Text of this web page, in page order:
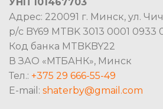
Адрес: 220091 г. Минск, ул.
р/с BY69 MTBK 3013 0001 0933
Код банка MTBKBY22
В ЗАО «МТБАНК», Минск
Тел.: +375 29 666-55-49
E-mail: shaterby@gmail.com